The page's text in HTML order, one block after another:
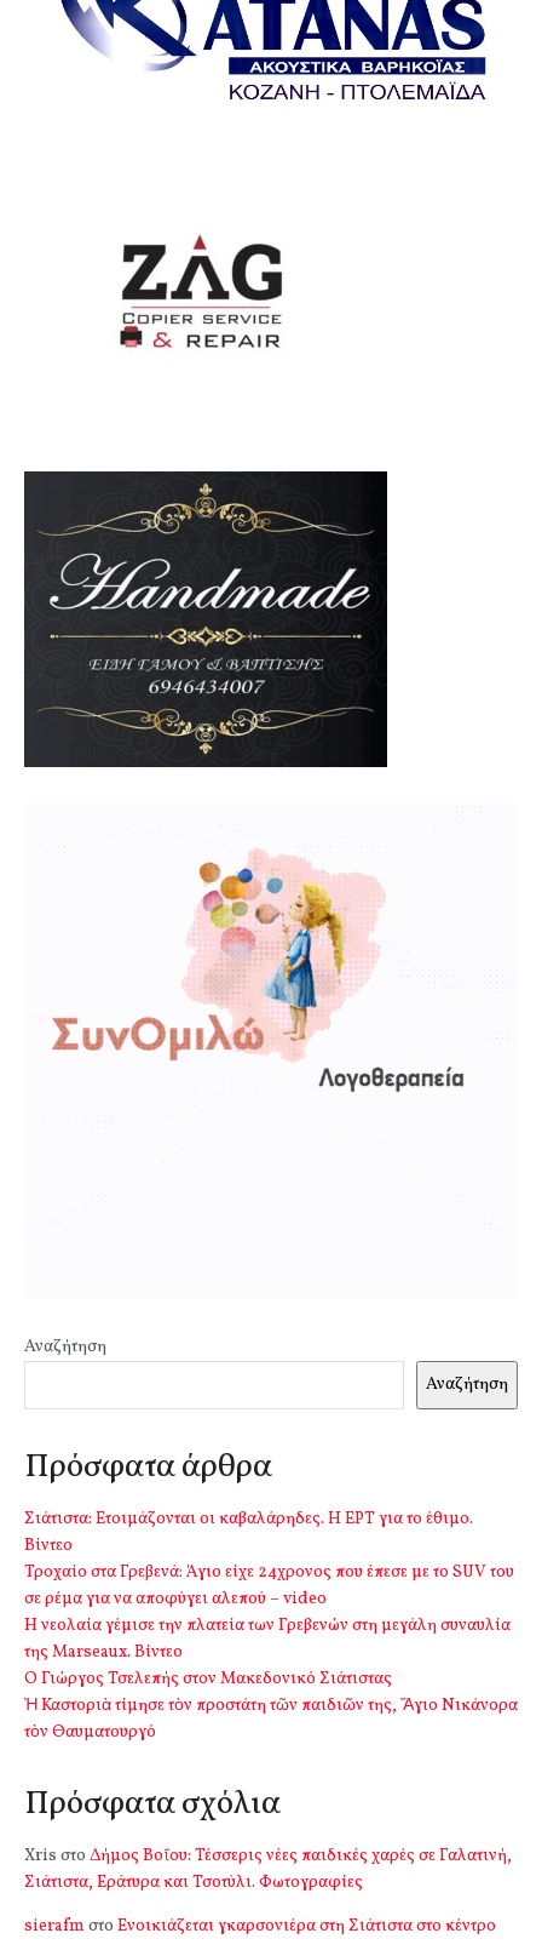
Αναζήτηση
Αναζήτηση
Πρόσφατα άρθρα
Σιάτιστα: Ετοιμάζονται οι καβαλάρηδες. Η ΕΡΤ για το έθιμο.
Βίντεο
Τροχαίο στα Γρεβενά: Άγιο είχε 24χρονος που έπεσε με το SUV του
σε ρέμα για να αποφύγει αλεπού – video
Η νεολαία γέμισε την πλατεία των Γρεβενών στη μεγάλη συναυλία
της Marseaux. Βίντεο
Ο Γιώργος Τσελεπής στον Μακεδονικό Σιάτιστας
Ἡ Καστοριὰ τίμησε τὸν προστάτη τῶν παιδιῶν της, Ἅγιο Νικάνορα
τὸν Θαυματουργό
Πρόσφατα σχόλια
Xris στο Δήμος Βοΐου: Τέσσερις νέες παιδικές χαρές σε Γαλατινή,
Σιάτιστα, Εράτυρα και Τσοτύλι. Φωτογραφίες
sierafm στο Ενοικιάζεται γκαρσονιέρα στη Σιάτιστα στο κέντρο